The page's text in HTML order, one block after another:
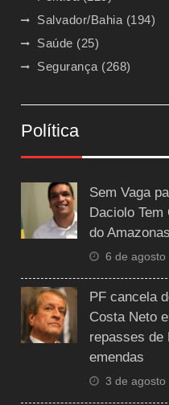
Salvador/Bahia (194)
Saúde (25)
Segurança (268)
Política
Sem Vaga
Daciolo Tem
do
6 de agosto
PF cancela
Costa Neto
repasses de
emendas
3 de agosto